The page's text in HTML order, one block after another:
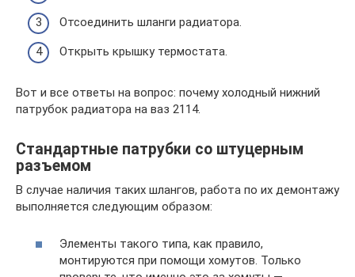
Отсоединить шланги радиатора.
Открыть крышку термостата.
Вот и все ответы на вопрос: почему холодный нижний
патрубок радиатора на ваз 2114.
Стандартные патрубки со штуцерным
разъемом
В случае наличия таких шлангов, работа по их демонтажу
выполняется следующим образом:
Элементы такого типа, как правило,
монтируются при помощи хомутов. Только